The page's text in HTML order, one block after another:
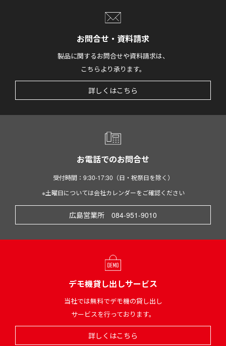
お問合せ・資料請求
製品に関するお問合せや資料請求は、
こちらより承ります。
詳しくはこちら
お電話でのお問合せ
受付時間：9:30-17:30（日・祝祭日を除く）
※土曜日については会社カレンダーをご確認ください
広島営業所 084-951-9010
デモ機貸し出しサービス
当社では無料でデモ機の貸し出し
サービスを行っております。
詳しくはこちら